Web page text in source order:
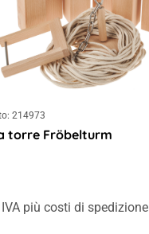
214973
torre Fröbelturm
più costi di spedizione